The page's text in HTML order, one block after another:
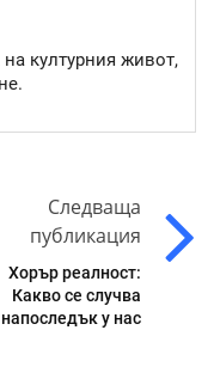
културния живот,
Следваща
публикация
Хорър реалност:
Какво се случва
напоследък у нас